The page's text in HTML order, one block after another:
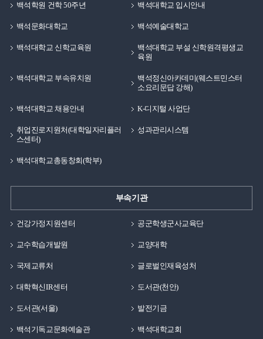
백석학원 건학 50주년 백석대학교 입시안내
백석문화대학교 백석예술대학교
백석대학교 신학교육원
백석대학교 부설 신학원격평생교
육원
백석대학교 부속유치원
백석정신아카데미(웨스트민스터
소요리문답 강해)
백석대학교 채용안내 K-디지털 사업단
취업진로지원처(대학일자리플러
스센터)
성과관리시스템
백석대학교총동창회(학부)
부속기관
건강가정지원센터 공군학생군사교육단
교수학습개발원 교양대학
국제교류처 글로벌인재육성처
대학혁신IR센터 도서관(천안)
도서관(서울) 발전기금
백석기독교문화예술관 백석대학교회